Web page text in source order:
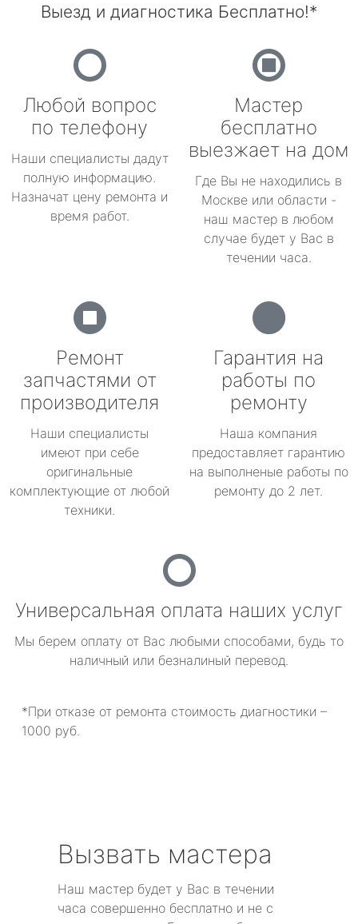
Выезд и диагностика Бесплатно!*
Любой вопрос
по телефону
Наши специалисты дадут
полную информацию.
Назначат цену ремонта и
время работ.
Мастер
бесплатно
выезжает на дом
Где Вы не находились в
Москве или области -
наш мастер в любом
случае будет у Вас в
течении часа.
Ремонт
запчастями от
производителя
Наши специалисты
имеют при себе
оригинальные
комплектующие от любой
техники.
Гарантия на
работы по
ремонту
Наша компания
предоставляет гарантию
на выполненые работы по
ремонту до 2 лет.
Универсальная оплата наших услуг
Мы берем оплату от Вас любыми способами, будь то
наличный или безналиный перевод.
*При отказе от ремонта стоимость диагностики –
1000 руб.
Вызвать мастера
Наш мастер будет у Вас в течении
часа совершенно бесплатно и не с